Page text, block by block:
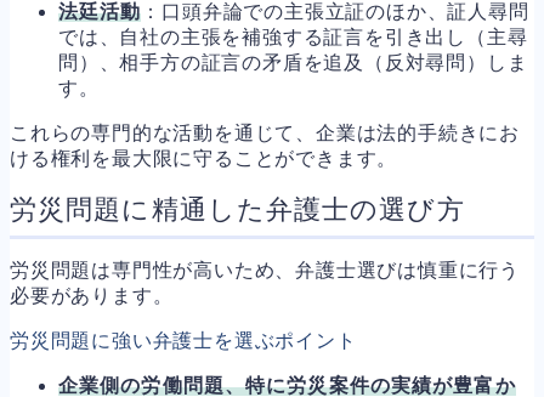
法廷活動 ：口頭弁論での主張立証のほか、証人尋問
では、自社の主張を補強する証言を引き出し（主尋
問）、相手方の証言の矛盾を追及（反対尋問）しま
す。
これらの専門的な活動を通じて、企業は法的手続きにお
ける権利を最大限に守ることができます。
労災問題に精通した弁護士の選び方
労災問題は専門性が高いため、弁護士選びは慎重に行う
必要があります。
労災問題に強い弁護士を選ぶポイント
企業側の労働問題、特に労災案件の実績が豊富か